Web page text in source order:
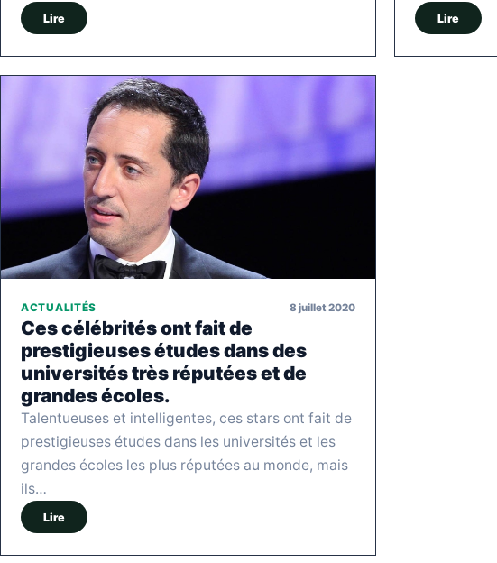
Lire Lire
ACTUALITÉS 8 juillet 2020
Ces célébrités ont fait de
prestigieuses études dans des
universités très réputées et de
grandes écoles.
Talentueuses et intelligentes, ces stars ont fait de
prestigieuses études dans les universités et les
grandes écoles les plus réputées au monde, mais
ils…
Lire